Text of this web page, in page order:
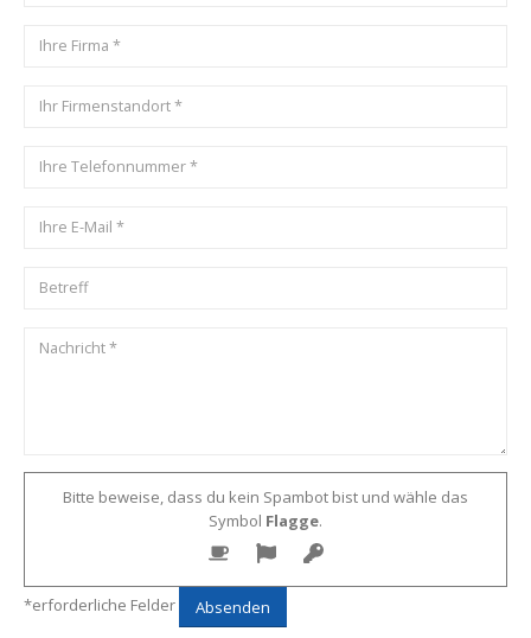
Bitte beweise, dass du kein Spambot bist und wähle das
Symbol Flagge.
*erforderliche Felder